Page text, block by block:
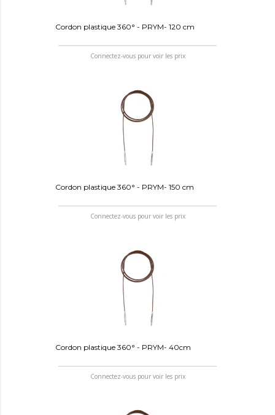
Cordon plastique 360° - PRYM- 120 cm
Connectez-vous pour voir les prix
Cordon plastique 360° - PRYM- 150 cm
Connectez-vous pour voir les prix
Cordon plastique 360° - PRYM- 40cm
Connectez-vous pour voir les prix